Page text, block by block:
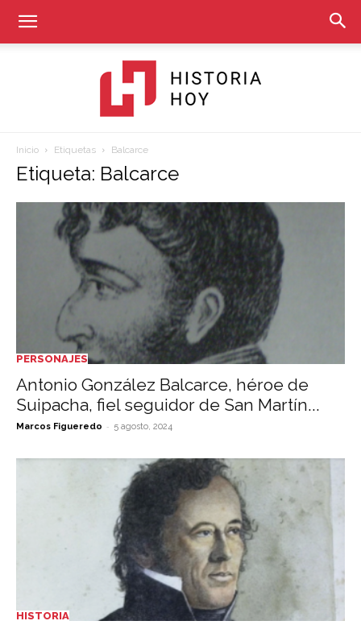
Hoy
Inicio Etiquetas Balcarce
Etiqueta: Balcarce
PERSONAJES
Antonio González Balcarce, héroe de
Suipacha, fiel seguidor de San Martín...
Marcos Figueredo - 5 agosto, 2024
HISTORIA